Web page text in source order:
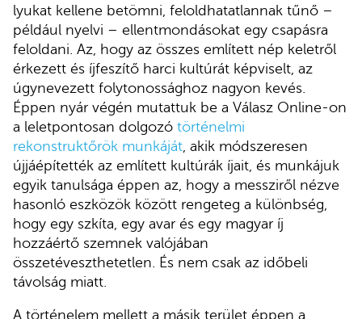
lyukat kellene betömni, feloldhatatlannak tűnő –
például nyelvi – ellentmondásokat egy csapásra
feloldani. Az, hogy az összes említett nép keletről
érkezett és íjfeszítő harci kultúrát képviselt, az
úgynevezett folytonossághoz nagyon kevés.
Éppen nyár végén mutattuk be a Válasz Online-on
a leletpontosan dolgozó történelmi
rekonstruktőrök munkáját , akik módszeresen
újjáépítették az említett kultúrák íjait, és munkájuk
egyik tanulsága éppen az, hogy a messziről nézve
hasonló eszközök között rengeteg a különbség,
hogy egy szkíta, egy avar és egy magyar íj
hozzáértő szemnek valójában
összetéveszthetetlen. És nem csak az időbeli
távolság miatt.
A történelem mellett a másik terület éppen a